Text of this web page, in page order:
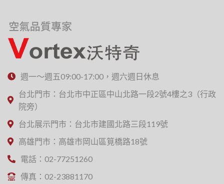
週一～週五09:00-17:00，週六週日休息
台北門市：台北市中正區中山北路一段2號4樓之3（行政
院旁）
台北展示門市：台北市建國北路三段119號
高雄門市：高雄市岡山區筧橋路18號
電話：02-77251260
傳真：02-23881170